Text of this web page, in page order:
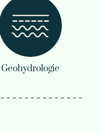
Geohydrologie